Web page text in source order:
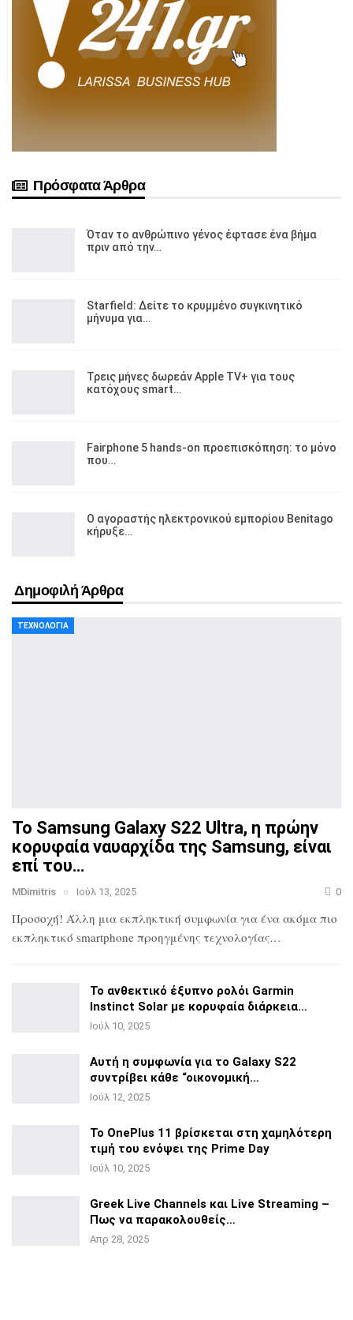
Πρόσφατα Άρθρα
Όταν το ανθρώπινο γένος έφτασε ένα βήμα
πριν από την…
Starfield: Δείτε το κρυμμένο συγκινητικό
μήνυμα για…
Τρεις μήνες δωρεάν Apple TV+ για τους
κατόχους smart…
Fairphone 5 hands-on προεπισκόπηση: το μόνο
που…
Ο αγοραστής ηλεκτρονικού εμπορίου Benitago
κήρυξε…
Δημοφιλή Άρθρα
ΤΕΧΝΟΛΟΓΊΑ
Το Samsung Galaxy S22 Ultra, η πρώην
κορυφαία ναυαρχίδατης Samsung, είναι
επί του…
MDimitris Ιούλ 13, 2025 0
Προσοχή! Άλλη μια εκπληκτική συμφωνία για ένα ακόμα πιο
εκπληκτικό smartphone προηγμένης τεχνολογίας…
Το ανθεκτικό έξυπνο ρολόι Garmin
Instinct Solar με κορυφαία διάρκεια…
Ιούλ 10, 2025
Αυτή η συμφωνία για το Galaxy S22
συντρίβει κάθε “οικονομική…
Ιούλ 12, 2025
Το OnePlus 11 βρίσκεται στη χαμηλότερη
τιμή του ενόψει της Prime Day
Ιούλ 10, 2025
Greek Live Channels και Live Streaming –
Πως να παρακολουθείς…
Απρ 28, 2025